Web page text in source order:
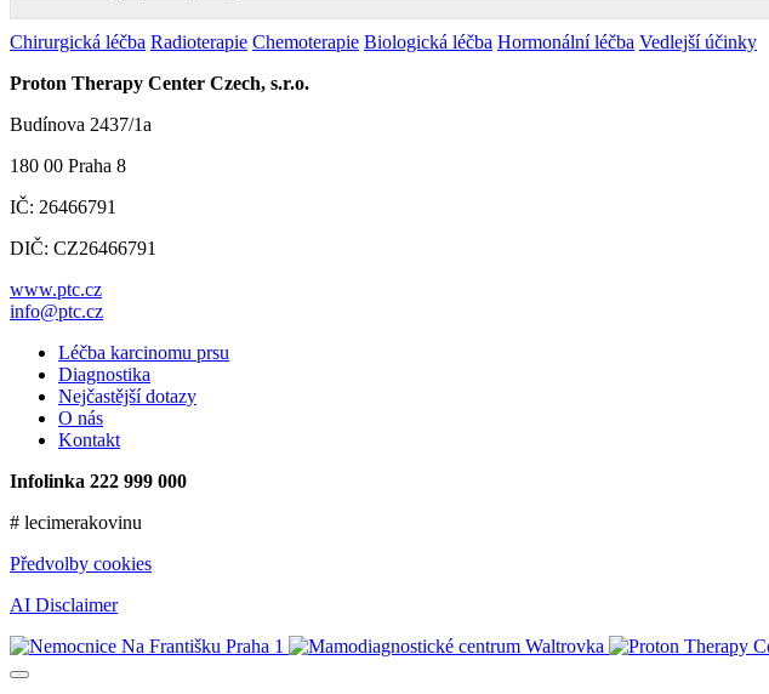
Chirurgická léčba Radioterapie Chemoterapie Biologická léčba Hormonální léčba Vedlejší účinky
Proton Therapy Center Czech, s.r.o.
Budínova 2437/1a
180 00 Praha 8
IČ: 26466791
DIČ: CZ26466791
www.ptc.cz
info@ptc.cz
Léčba karcinomu prsu
Diagnostika
Nejčastější dotazy
O nás
Kontakt
Infolinka 222 999 000
# lecimerakovinu
Předvolby cookies
AI Disclaimer